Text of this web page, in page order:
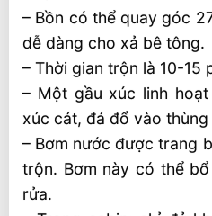
– Bồn có thể quay góc
dễ dàng cho xả bê tông.
– Thời gian trộn là 10-15
– Một gầu xúc linh
xúc cát, đá đổ vào
– Bơm nước được trang
trộn. Bơm này có thể
rửa.